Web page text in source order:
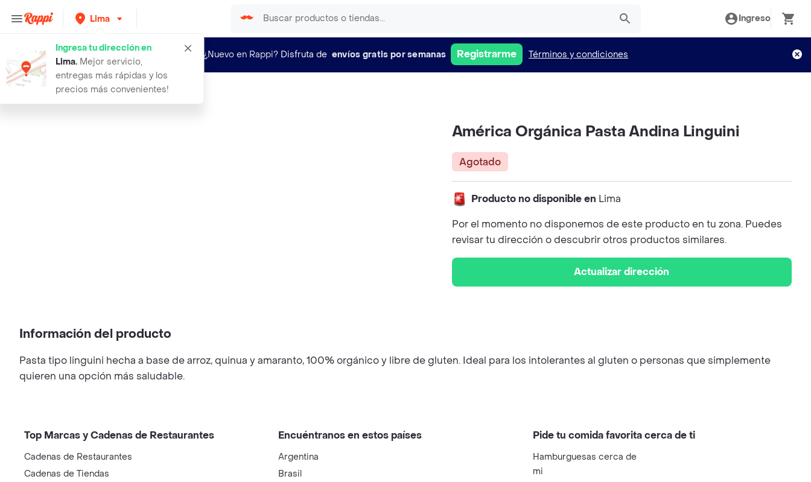
Lima
Ingresa tu dirección en
Lima. Mejor servicio,
entregas más rápidas y los
precios más convenientes!
Ingreso
¿Nuevo en Rappi? Disfruta de envíos gratis por semanas Registrarme Términos y condiciones
america organica pasta andina lingu
América Orgánica Pasta Andina Linguini
Agotado
Producto no disponible en Lima
Por el momento no disponemos de este producto en tu zona. Puedes
revisar tu dirección o descubrir otros productos similares.
Actualizar dirección
Información del producto
Pasta tipo linguini hecha a base de arroz, quinua y amaranto, 100% orgánico y libre de gluten. Ideal para los intolerantes al gluten o personas que simplemente
quieren una opción más saludable.
Top Marcas y Cadenas de Restaurantes
Cadenas de Restaurantes
Cadenas de Tiendas
Encuéntranos en estos países
Argentina
Brasil
Pide tu comida favorita cerca de ti
Hamburguesas cerca de
mi